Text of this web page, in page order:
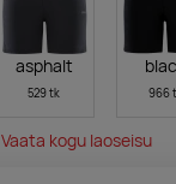
asphalt
529 tk 966
Vaata kogu laoseisu